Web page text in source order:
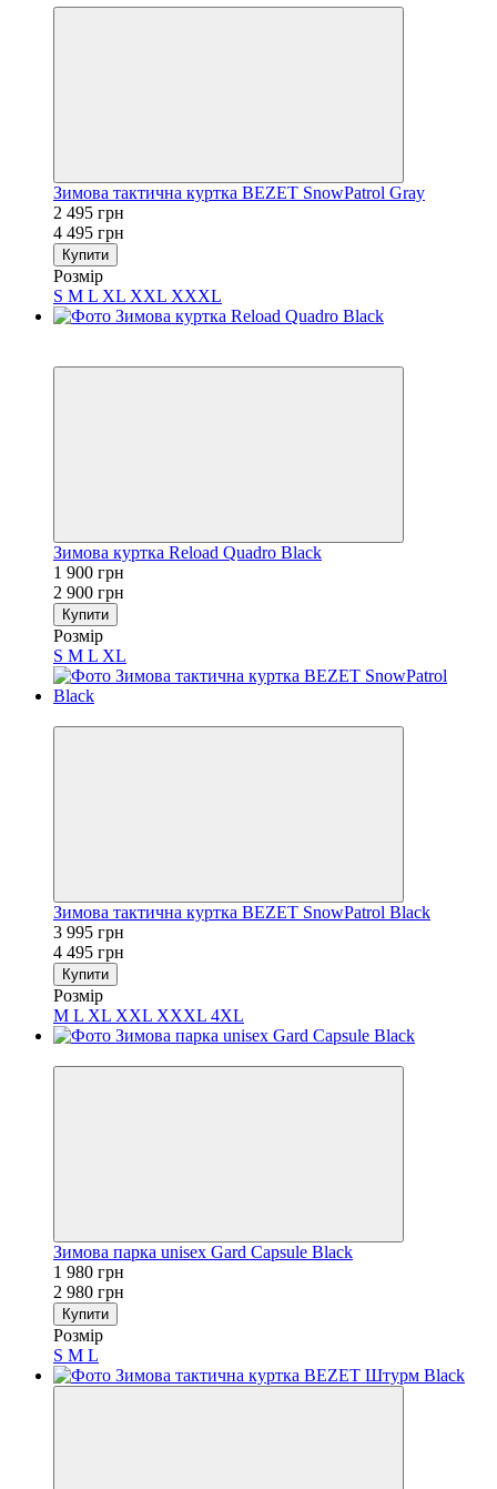
Зимова тактична куртка BEZET SnowPatrol Gray
2 495 грн
4 495 грн
Купити
Розмір
S M L XL XXL XXXL
Зимова куртка Reload Quadro Black
1 900 грн
2 900 грн
Купити
Розмір
S M L XL
Зимова тактична куртка BEZET SnowPatrol Black
3 995 грн
4 495 грн
Купити
Розмір
M L XL XXL XXXL 4XL
Зимова парка unisex Gard Capsule Black
1 980 грн
2 980 грн
Купити
Розмір
S M L